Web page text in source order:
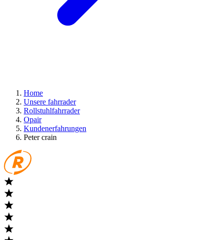
Home
Unsere fahrrader
Rollstuhlfahrrader
Opair
Kundenerfahrungen
Peter crain